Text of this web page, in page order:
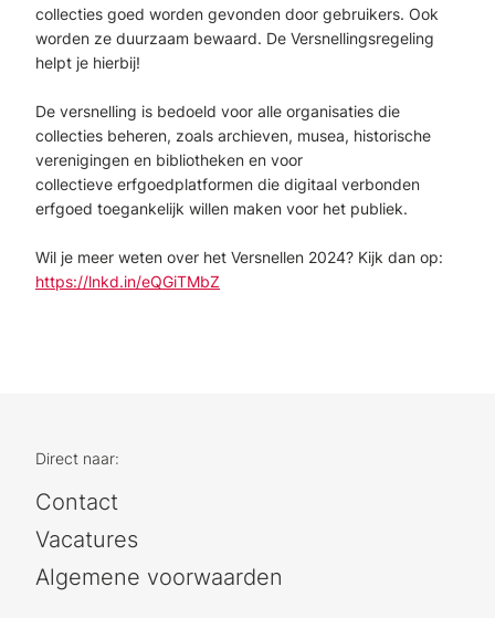
collecties goed worden gevonden door gebruikers. Ook
worden ze duurzaam bewaard. De Versnellingsregeling
helpt je hierbij!
De versnelling is bedoeld voor alle organisaties die
collecties beheren, zoals archieven, musea, historische
verenigingen en bibliotheken en voor
collectieve erfgoedplatformen die digitaal verbonden
erfgoed toegankelijk willen maken voor het publiek.
Wil je meer weten over het Versnellen 2024? Kijk dan op:
https://lnkd.in/eQGiTMbZ
Direct naar:
Contact
Vacatures
Algemene voorwaarden